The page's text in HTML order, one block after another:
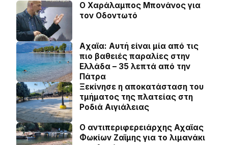
Ο Χαράλαμπος Μπονάνος για
τον Οδοντωτό
Aχαϊα: Αυτή είναι μία από τις
πιο βαθειές παραλίες στην
Ελλάδα – 35 λεπτά από την
Πάτρα
Ξεκίνησε η αποκατάσταση του
τμήματος της πλατείας στη
Ροδιά Αιγιάλειας
O αντιπεριφερειάρχης Αχαϊας
Φωκίων Ζαϊμης για το λιμανάκι